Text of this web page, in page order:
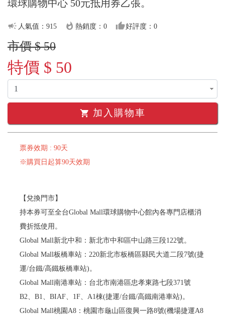
環球購物中心 50元抵用券乙張。
campaign 人氣值：915 whatshot 熱銷度：0 thumb_up好評度：0
市價 $ 50
特價 $ 50
shopping_cart 加入購物車
票券效期 : 90天
※購買日起算90天效期
【兌換門市】
持本券可至全台Global Mall環球購物中心館內各專門店櫃消
費折抵使用。
Global Mall新北中和：新北市中和區中山路三段122號。
Global Mall板橋車站：220新北市板橋區縣民大道二段7號(捷
運/台鐵/高鐵板橋車站)。
Global Mall南港車站：台北市南港區忠孝東路七段371號
B2、B1、BIAF、1F、A1棟(捷運/台鐵/高鐵南港車站)。
Global Mall桃園A8：桃園市龜山區復興一路8號(機場捷運A8